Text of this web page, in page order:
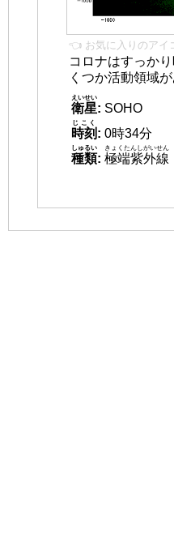
👈 お気に入りのアイ
コロナはすっか
くつか活動領域が
衛星
えいせい
: SOHO
時刻
じこく
: 0時34分
種類
しゅるい
: 極端紫外線
きょくたんしがいせん